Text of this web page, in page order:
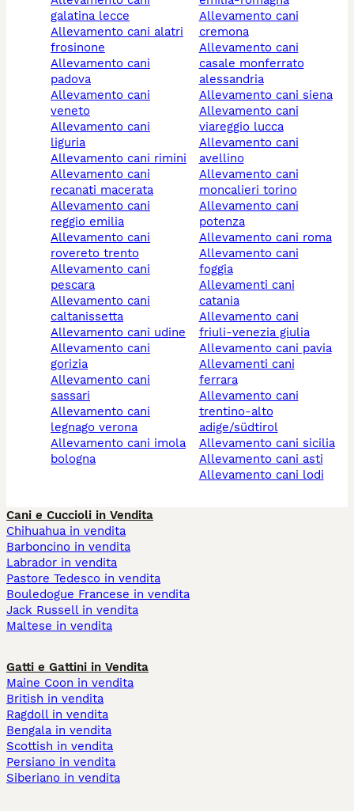
galatina lecce
allevamento cani alatri
frosinone
allevamento cani
padova
allevamento cani
veneto
allevamento cani
liguria
allevamento cani rimini
allevamento cani
recanati macerata
allevamento cani
reggio emilia
allevamento cani
rovereto trento
allevamento cani
pescara
allevamento cani
caltanissetta
allevamento cani udine
allevamento cani
gorizia
allevamento cani
sassari
allevamento cani
legnago verona
allevamento cani imola
bologna
allevamento cani
cremona
allevamento cani
casale monferrato
alessandria
allevamento cani siena
allevamento cani
viareggio lucca
allevamento cani
avellino
allevamento cani
moncalieri torino
allevamento cani
potenza
allevamento cani roma
allevamento cani
foggia
allevamenti cani
catania
allevamento cani
friuli-venezia giulia
allevamento cani pavia
allevamenti cani
ferrara
allevamento cani
trentino-alto
adige/südtirol
allevamento cani sicilia
allevamento cani asti
allevamento cani lodi
Cani e Cuccioli in Vendita
Chihuahua in vendita
Barboncino in vendita
Labrador in vendita
Pastore Tedesco in vendita
Bouledogue Francese in vendita
Jack Russell in vendita
Maltese in vendita
Gatti e Gattini in Vendita
Maine Coon in vendita
British in vendita
Ragdoll in vendita
Bengala in vendita
Scottish in vendita
Persiano in vendita
Siberiano in vendita